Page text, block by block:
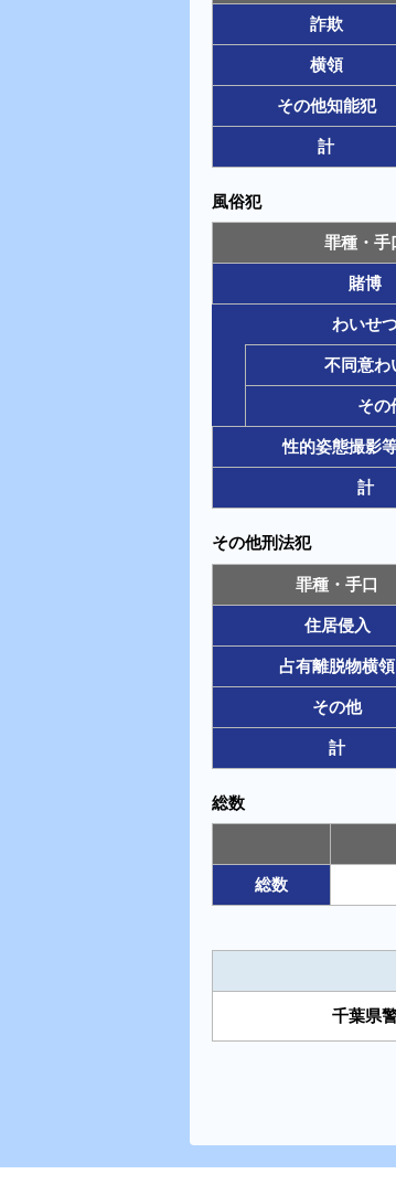
詐欺
横領
その他知能犯
計
風俗犯
罪種・手
賭博
わいせ
不同意わ
その
性的姿態撮影
計
その他刑法犯
罪種・手口
住居侵入
占有離脱物横領
その他
計
総数
総数
千葉県